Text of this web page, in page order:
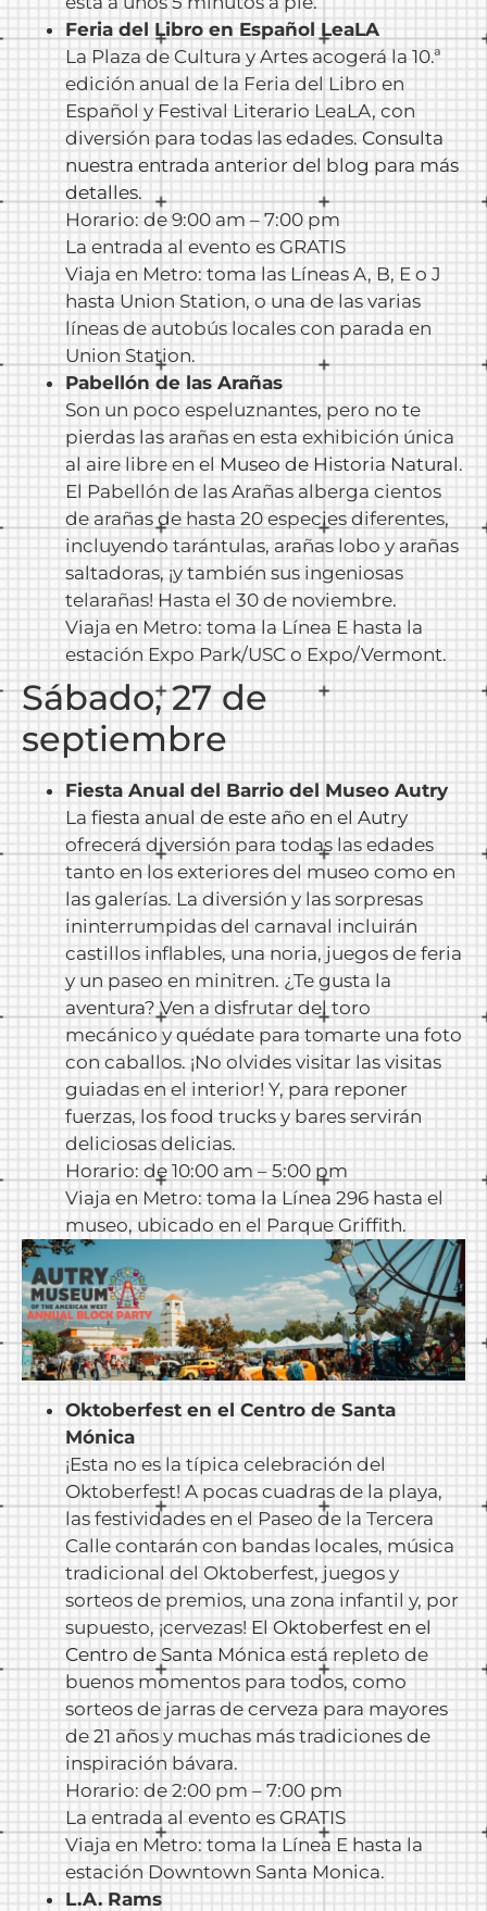
Feria del Libro en Español LeaLA
La Plaza de Cultura y Artes acogerá la 10.ª
edición anual de la Feria del Libro en
Español y Festival Literario LeaLA, con
diversión para todas las edades. Consulta
nuestra entrada anterior del blog para más
detalles.
Horario: de 9:00 am – 7:00 pm
La entrada al evento es GRATIS
Viaja en Metro: toma las Líneas A, B, E o J
hasta Union Station, o una de las varias
líneas de autobús locales con parada en
Union Station.
Pabellón de las Arañas
Son un poco espeluznantes, pero no te
pierdas las arañas en esta exhibición única
al aire libre en el Museo de Historia Natural.
El Pabellón de las Arañas alberga cientos
de arañas de hasta 20 especies diferentes,
incluyendo tarántulas, arañas lobo y arañas
saltadoras, ¡y también sus ingeniosas
telarañas! Hasta el 30 de noviembre.
Viaja en Metro: toma la Línea E hasta la
estación Expo Park/USC o Expo/Vermont.
Sábado, 27 de
septiembre
Fiesta Anual del Barrio del Museo Autry
La fiesta anual de este año en el Autry
ofrecerá diversión para todas las edades
tanto en los exteriores del museo como en
las galerías. La diversión y las sorpresas
ininterrumpidas del carnaval incluirán
castillos inflables, una noria, juegos de feria
y un paseo en minitren. ¿Te gusta la
aventura? Ven a disfrutar del toro
mecánico y quédate para tomarte una foto
con caballos. ¡No olvides visitar las visitas
guiadas en el interior! Y, para reponer
fuerzas, los food trucks y bares servirán
deliciosas delicias.
Horario: de 10:00 am – 5:00 pm
Viaja en Metro: toma la Línea 296 hasta el
museo, ubicado en el Parque Griffith.
Oktoberfest en el Centro de Santa
Mónica
¡Esta no es la típica celebración del
Oktoberfest! A pocas cuadras de la playa,
las festividades en el Paseo de la Tercera
Calle contarán con bandas locales, música
tradicional del Oktoberfest, juegos y
sorteos de premios, una zona infantil y, por
supuesto, ¡cervezas! El Oktoberfest en el
Centro de Santa Mónica está repleto de
buenos momentos para todos, como
sorteos de jarras de cerveza para mayores
de 21 años y muchas más tradiciones de
inspiración bávara.
Horario: de 2:00 pm – 7:00 pm
La entrada al evento es GRATIS
Viaja en Metro: toma la Línea E hasta la
estación Downtown Santa Monica.
L.A. Rams